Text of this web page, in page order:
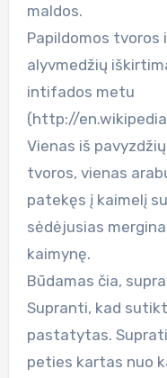
maldos.
Papildomos tvoros
alyvmedžių
intifados metu
(http://
Vienas iš
tvoros, vienas
patekęs į kaimelį
sėdėjusias
kaimynę.
Būdamas čia,
Supranti, kad
pastatytas.
peties kartas nuo